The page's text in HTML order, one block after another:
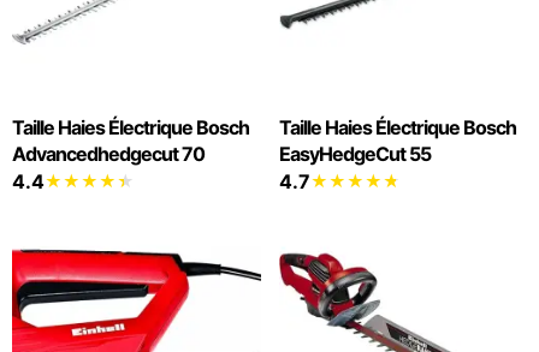
Taille Haies Électrique Bosch
Advancedhedgecut 70
4.4
Taille Haies Électrique Bosch
EasyHedgeCut 55
4.7